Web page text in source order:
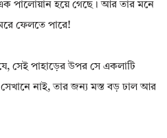
পালোয়ান হয়ে গেছে। আর তার মনে
ফেলতে পারে!
সেই পাহাড়ের উপর সে একলাটি
নাই, তার জন্য মস্ত বড় ঢাল আর